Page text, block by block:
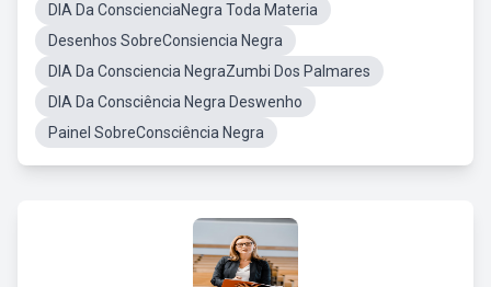
DIA Da ConscienciaNegra Toda Materia
Desenhos SobreConsiencia Negra
DIA Da Consciencia NegraZumbi Dos Palmares
DIA Da Consciência Negra Deswenho
Painel SobreConsciência Negra